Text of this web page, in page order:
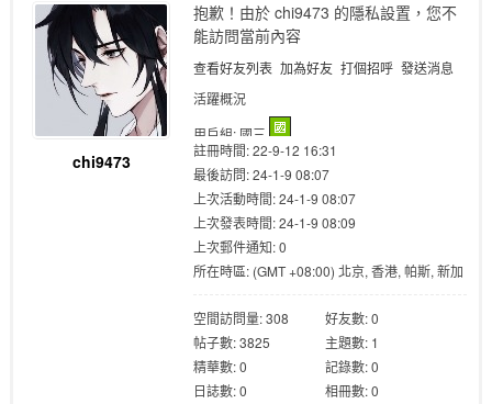
›
chi9473
抱歉！由於 chi9473 的隱私設置，您不
能訪問當前內容
查看好友列表 加為好友 打個招呼 發送消息
活躍概況
用戶組: 國三
註冊時間: 22-9-12 16:31
最後訪問: 24-1-9 08:07
上次活動時間: 24-1-9 08:07
上次發表時間: 24-1-9 08:09
上次郵件通知: 0
所在時區: (GMT +08:00) 北京, 香港, 帕斯, 新加
空間訪問量: 308
好友數: 0
帖子數: 3825
主題數: 1
精華數: 0
記錄數: 0
日誌數: 0
相冊數: 0